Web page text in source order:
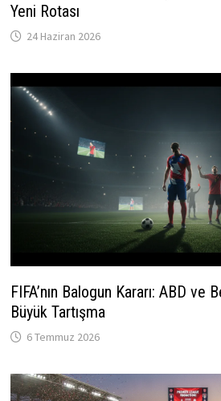
Yeni Rotası
24 Haziran 2026
FIFA’nın Balogun Kararı: ABD ve
Büyük Tartışma
6 Temmuz 2026